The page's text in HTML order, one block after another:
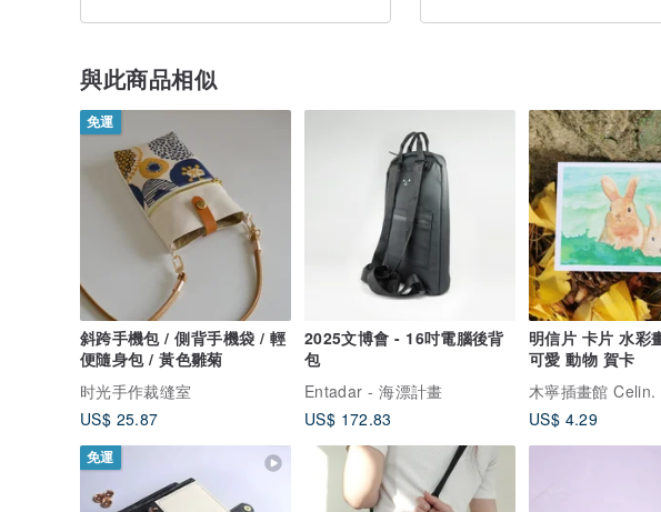
與此商品相似
免運
斜跨手機包 / 側背手機袋 / 輕
便隨身包 / 黃色雛菊
时光手作裁缝室
US$ 25.87
2025文博會 - 16吋電腦後背
包
Entadar - 海漂計畫
US$ 172.83
明信片 卡片 水彩
可愛 動物 賀卡
US$ 4.29
免運